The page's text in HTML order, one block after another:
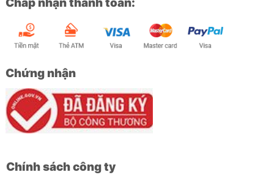
Chấp nhận thanh toán:
Chứng nhận
Chính sách công ty